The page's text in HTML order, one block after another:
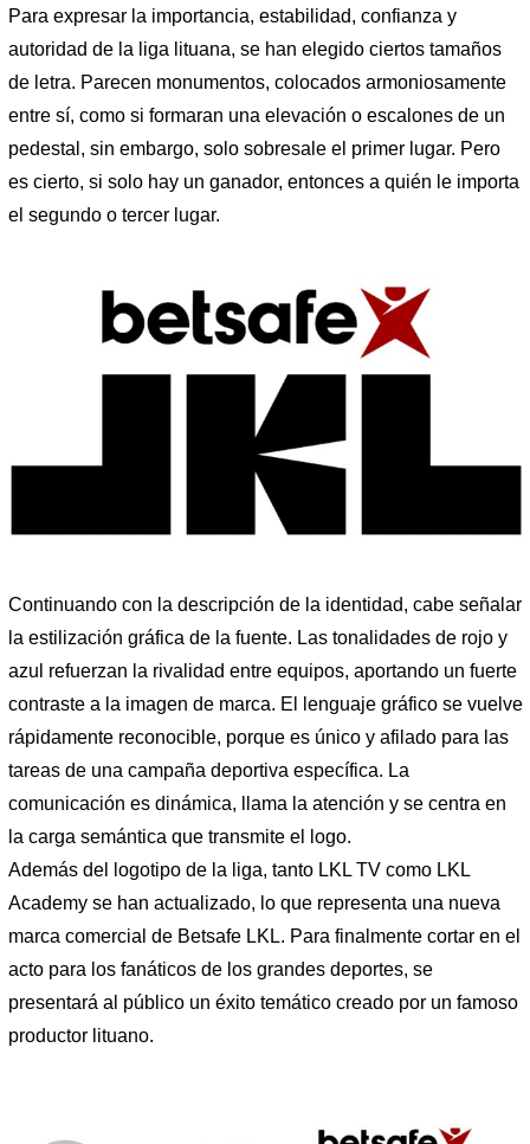
Para expresar la importancia, estabilidad, confianza y
autoridad de la liga lituana, se han elegido ciertos tamaños
de letra. Parecen monumentos, colocados armoniosamente
entre sí, como si formaran una elevación o escalones de un
pedestal, sin embargo, solo sobresale el primer lugar. Pero
es cierto, si solo hay un ganador, entonces a quién le importa
el segundo o tercer lugar.
Continuando con la descripción de la identidad, cabe señalar
la estilización gráfica de la fuente. Las tonalidades de rojo y
azul refuerzan la rivalidad entre equipos, aportando un fuerte
contraste a la imagen de marca. El lenguaje gráfico se vuelve
rápidamente reconocible, porque es único y afilado para las
tareas de una campaña deportiva específica. La
comunicación es dinámica, llama la atención y se centra en
la carga semántica que transmite el logo.
Además del logotipo de la liga, tanto LKL TV como LKL
Academy se han actualizado, lo que representa una nueva
marca comercial de Betsafe LKL. Para finalmente cortar en el
acto para los fanáticos de los grandes deportes, se
presentará al público un éxito temático creado por un famoso
productor lituano.